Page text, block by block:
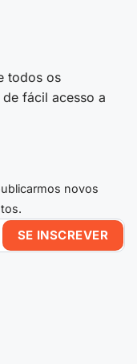
todos os
fácil acesso a
novos